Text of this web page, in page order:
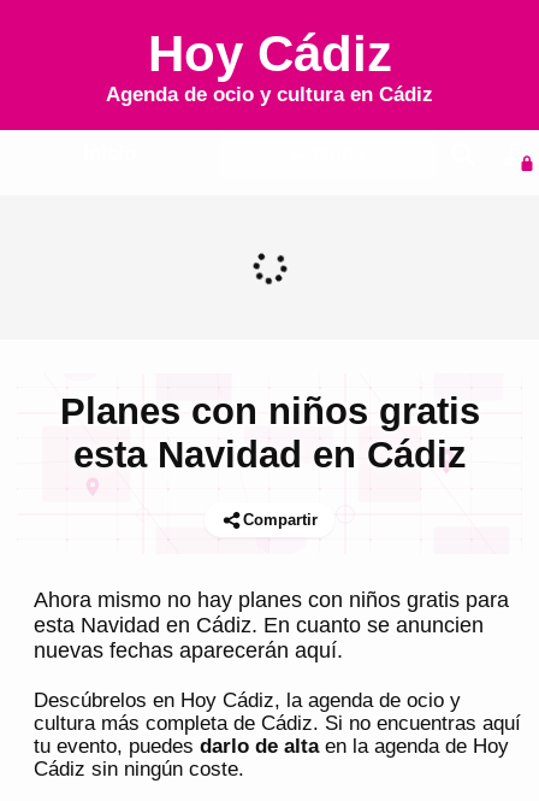
Hoy Cádiz
Agenda de ocio y cultura en Cádiz
Planes con niños gratis
esta Navidad en Cádiz
Compartir
Ahora mismo no hay planes con niños gratis para
esta Navidad en Cádiz. En cuanto se anuncien
nuevas fechas aparecerán aquí.
Descúbrelos en Hoy Cádiz, la agenda de ocio y
cultura más completa de Cádiz. Si no encuentras aquí
tu evento, puedes darlo de altaen la agenda de Hoy
Cádiz sin ningún coste.